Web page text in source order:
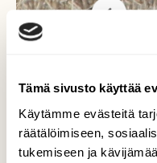
Tämä sivusto käyttää
Käytämme evästeitä
räätälöimiseen,
tukemiseen ja
Katselin naakka-
huomasin niistä